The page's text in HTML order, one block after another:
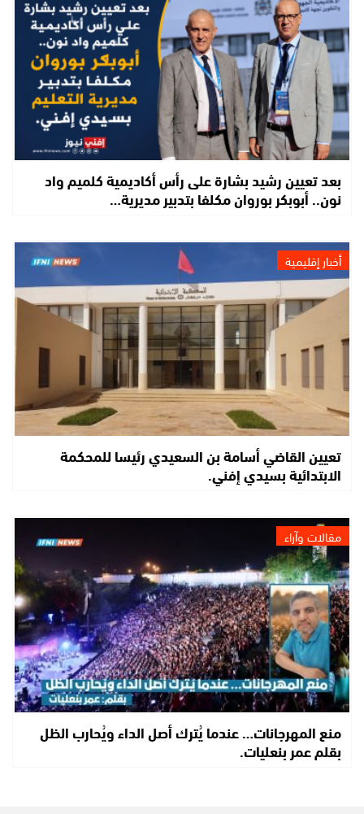
بعد تعيين رشيد بشارة على رأس أكاديمية كلميم واد
نون.. أبوبكر بوروان مكلفا بتدبير مديرية…
أخبار إقليمية
تعيين القاضي أسامة بن السعيدي رئيسا للمحكمة
الابتدائية بسيدي إفني.
مقالات وآراء
منع المهرجانات… عندما يُترك أصل الداء ويُحارب الظل
بقلم عمر بنعليات.